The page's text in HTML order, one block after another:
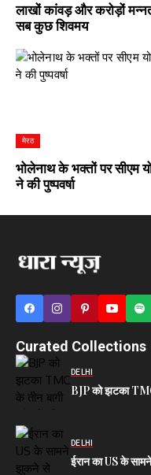
लाखों कांवड़ और करोड़ों
सब कुछ शिवमय
मेरठ
भोलेनाथ के भक्तों पर सीएम
ने की पुष्पवर्षा
Curated Collections
DELHI
BJP को झटका
DELHI
ईरान का US के